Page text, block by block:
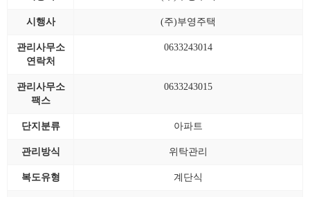
시행사 (주)부영주택
관리사무소
연락처
0633243014
관리사무소
팩스
0633243015
단지분류 아파트
관리방식 위탁관리
복도유형 계단식